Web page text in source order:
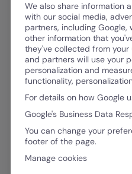
Nádia
A Nádia Ventura
juntar sílabas. Hoje, é
writer e entusiasta da
aquela que informa,
arranca um sorriso de
Academia CES -
storytelling, e com mais
We also share information
with our social media,
partners, including
other information that
they've collected from your
and partners will use your
personalization and
functionality,
For details on how Google
Google's Business Data
You can change your
footer of the page.
Manage cookies